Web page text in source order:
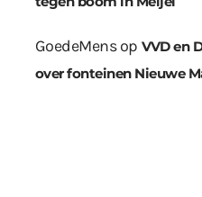
GoedeMensop VVD en
over fonteinen Nieuwe